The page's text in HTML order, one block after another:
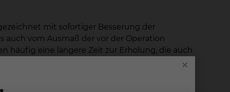
mit sofortiger Besserung der
vom Ausmaß der vor der Operation
häufig eine längere Zeit zur Erholung, die auch